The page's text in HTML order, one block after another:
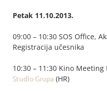
Petak 11.10.2013.
09:00 – 10:30 SOS Office,
Registracija učesnika
10:30 – 11:30 Kino Meeting
Studio Grupa (HR)